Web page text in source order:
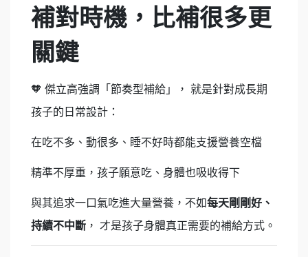
補對時機，比補很多更
關鍵
🧡 傑立高強調「節奏型補給」， 就是針對成長期
孩子的日常設計：
在吃不多、動很多、睡不好時都能支援營養空檔
精準不厚重，孩子願意吃、身體也吸收得下
與其追求一口氣吃進大量營養，不如每天剛剛好、
持續不中斷 ， 才是孩子身體真正需要的補給方式。